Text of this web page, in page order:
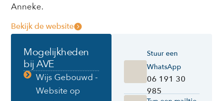
Anneke.
Bekijk de website
Mogelijkheden
bij AVE
Wijs Gebouwd -
Website op
Stuur een
WhatsApp
06 191 30
985